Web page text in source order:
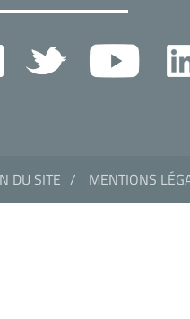
DU SITE MENTIONS